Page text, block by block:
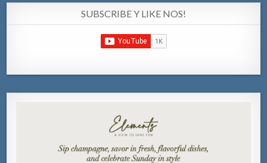
SUBSCRIBE Y LIKE NOS!